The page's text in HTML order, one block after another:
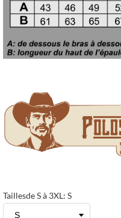
Taillesde S à 3XL: S